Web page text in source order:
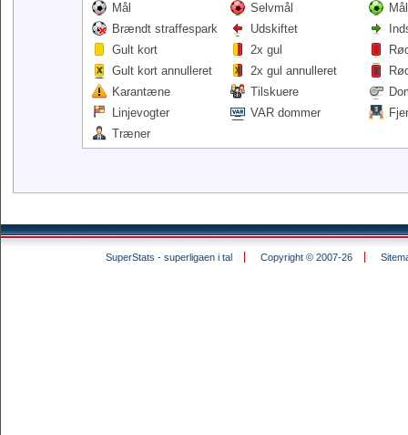
Mål Selvmål
Brændt straffespark
Udskiftet
Gult kort
2x gul
Gult kort annulleret
2x gul annulleret
Karantæne
Tilskuere
Linjevogter
VAR dommer
Træner
SuperStats - superligaen i tal Copyright © 2007-26